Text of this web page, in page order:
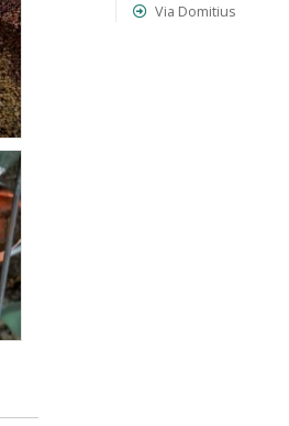
Via Domitius